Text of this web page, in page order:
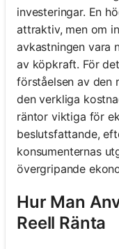
investeringar. En
attraktiv, men om
avkastningen vara
av köpkraft. För
förståelsen av den
den verkliga
räntor viktiga för
beslutsfattande,
konsumenternas
övergripande
Hur Man
Reell Ränta